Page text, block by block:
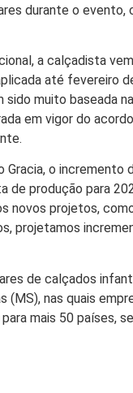
durante o evento,
a calçadista
até fevereiro
muito baseada
em vigor do
Gracia, o
de produção para
novos projetos,
projetamos
de calçados
(MS), nas quais
mais 50 países,